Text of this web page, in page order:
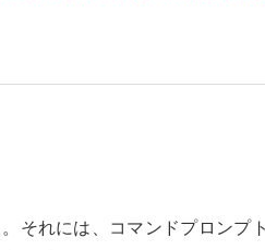
それには、コマンドプロンプ